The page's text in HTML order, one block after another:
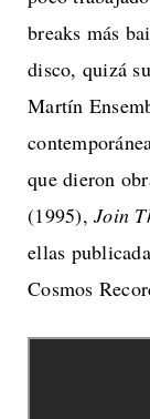
breaks más
disco, quizá
Martín
que dieron
(1995), Join
ellas
Cosmos